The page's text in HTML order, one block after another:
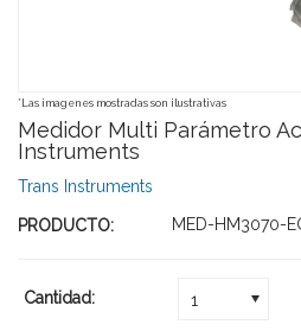
*Las imagenes mostradas son ilustrativas
Medidor Multi Parámetro
Instruments
Trans Instruments
PRODUCTO: MED-HM3070-
Cantidad: 1